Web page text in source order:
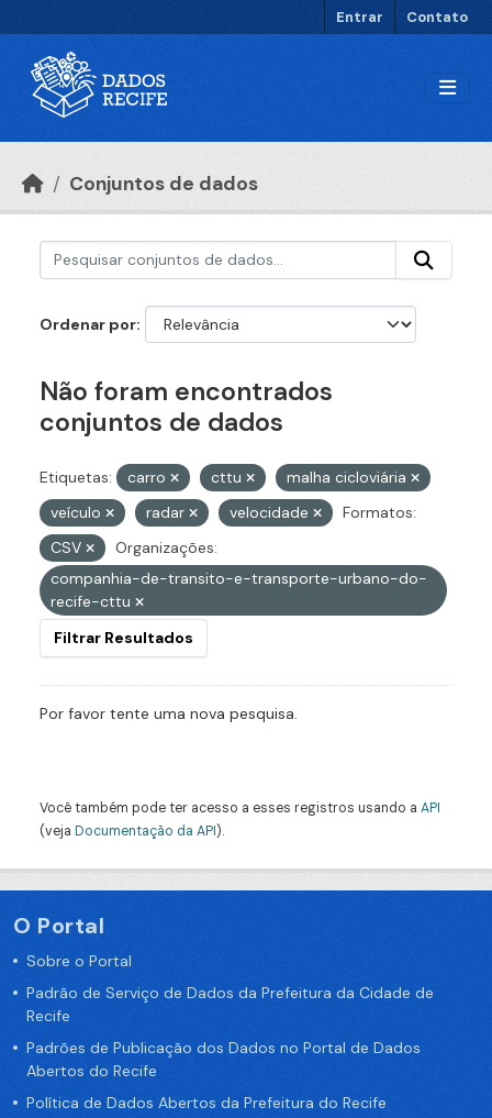
Entrar Contato
Conjuntos de dados
Ordenar por
Não foram encontrados
conjuntos de dados
Etiquetas: carro cttu
malha cicloviária
veículo
radar velocidade
Formatos:
CSV
Organizações:
companhia-de-transito-e-transporte-urbano-do-
recife-cttu
Filtrar Resultados
Por favor tente uma nova pesquisa.
Você também pode ter acesso a esses registros usando a API
(veja Documentação da API).
O Portal
Sobre o Portal
Padrão de Serviço de Dados da Prefeitura da Cidade de
Recife
Padrões de Publicação dos Dados no Portal de Dados
Abertos do Recife
Política de Dados Abertos da Prefeitura do Recife